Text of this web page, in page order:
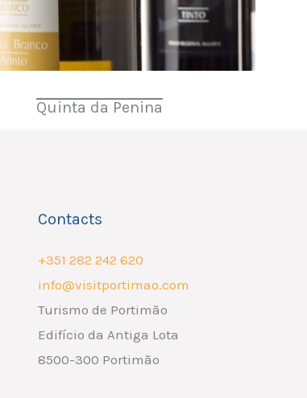
Quinta da Penina
Contacts
+351 282 242 620
info@visitportimao.com
Turismo de Portimão
Edifício da Antiga Lota
8500-300 Portimão